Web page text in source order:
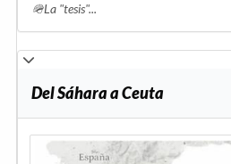
🪖La "tesis"...
Del Sáhara a Ceuta